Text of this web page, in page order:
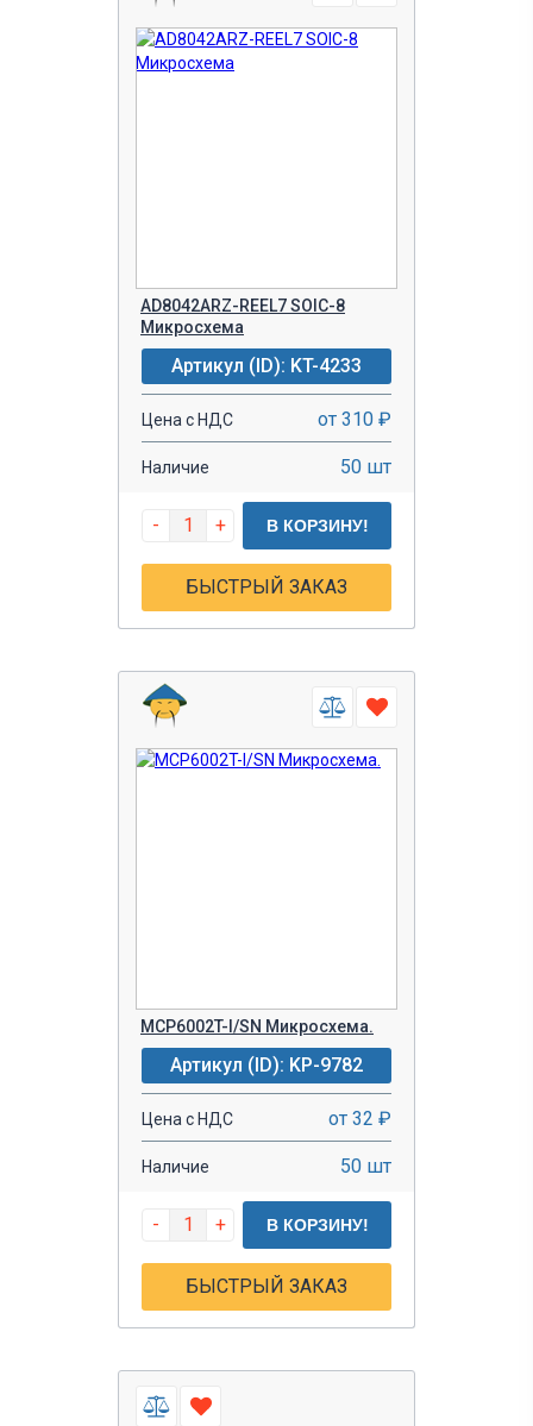
AD8042ARZ-REEL7 SOIC-8
Микросхема
Артикул (ID): KT-4233
Цена с НДС от 310 ₽
Наличие 50 шт
- + В КОРЗИНУ!
БЫСТРЫЙ ЗАКАЗ
MCP6002T-I/SN Микросхема.
Артикул (ID): KP-9782
Цена с НДС от 32 ₽
Наличие 50 шт
- + В КОРЗИНУ!
БЫСТРЫЙ ЗАКАЗ